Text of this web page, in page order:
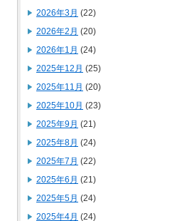
2026年3月 (22)
2026年2月 (20)
2026年1月 (24)
2025年12月 (25)
2025年11月 (20)
2025年10月 (23)
2025年9月 (21)
2025年8月 (24)
2025年7月 (22)
2025年6月 (21)
2025年5月 (24)
2025年4月 (24)